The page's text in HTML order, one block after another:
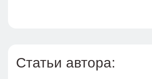
Статьи автора: